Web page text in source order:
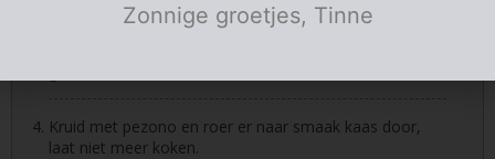
Kruid met pezono en roer er naar smaak kaas door,
laat niet meer koken.
Zonnige groetjes, Tinne